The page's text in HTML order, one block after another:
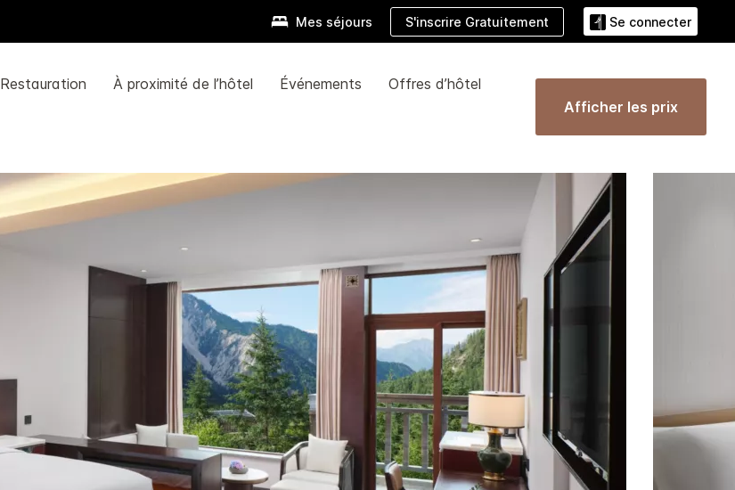
Mes séjours S'inscrire Gratuitement Se connecter
Restauration À proximité de l’hôtel Événements Offres d’hôtel
Afficher les prix